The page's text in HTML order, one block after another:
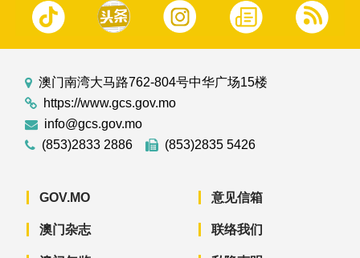
澳门南湾大马路762-804号中华广场15楼
https://www.gcs.gov.mo
info@gcs.gov.mo
(853)2833 2886
(853)2835 5426
GOV.MO
澳门杂志
意见信箱
联络我们